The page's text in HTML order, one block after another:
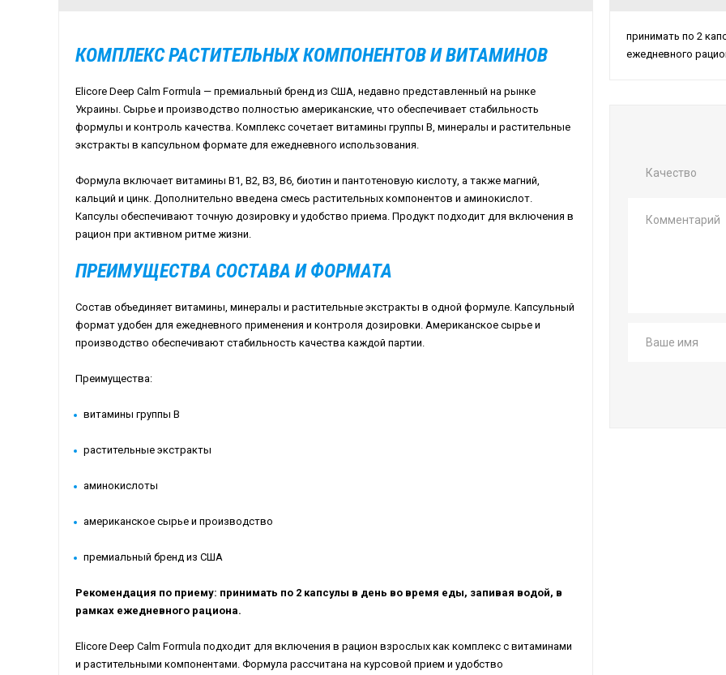
КОМПЛЕКС РАСТИТЕЛЬНЫХ КОМПОНЕНТОВ И ВИТАМИНОВ
Elicore Deep Calm Formula — премиальный бренд из США, недавно представленный на рынке
Украины. Сырье и производство полностью американские, что обеспечивает стабильность
формулы и контроль качества. Комплекс сочетает витамины группы B, минералы и растительные
экстракты в капсульном формате для ежедневного использования.
Формула включает витамины B1, B2, B3, B6, биотин и пантотеновую кислоту, а также магний,
кальций и цинк. Дополнительно введена смесь растительных компонентов и аминокислот.
Капсулы обеспечивают точную дозировку и удобство приема. Продукт подходит для включения в
рацион при активном ритме жизни.
ПРЕИМУЩЕСТВА СОСТАВА И ФОРМАТА
Состав объединяет витамины, минералы и растительные экстракты в одной формуле. Капсульный
формат удобен для ежедневного применения и контроля дозировки. Американское сырье и
производство обеспечивают стабильность качества каждой партии.
Преимущества:
витамины группы B
растительные экстракты
аминокислоты
американское сырье и производство
премиальный бренд из США
Рекомендация по приему: принимать по 2 капсулы в день во время еды, запивая водой, в
рамках ежедневного рациона.
Elicore Deep Calm Formula подходит для включения в рацион взрослых как комплекс с витаминами
и растительными компонентами. Формула рассчитана на курсовой прием и удобство
принимать по 2
ежедневного
Качество